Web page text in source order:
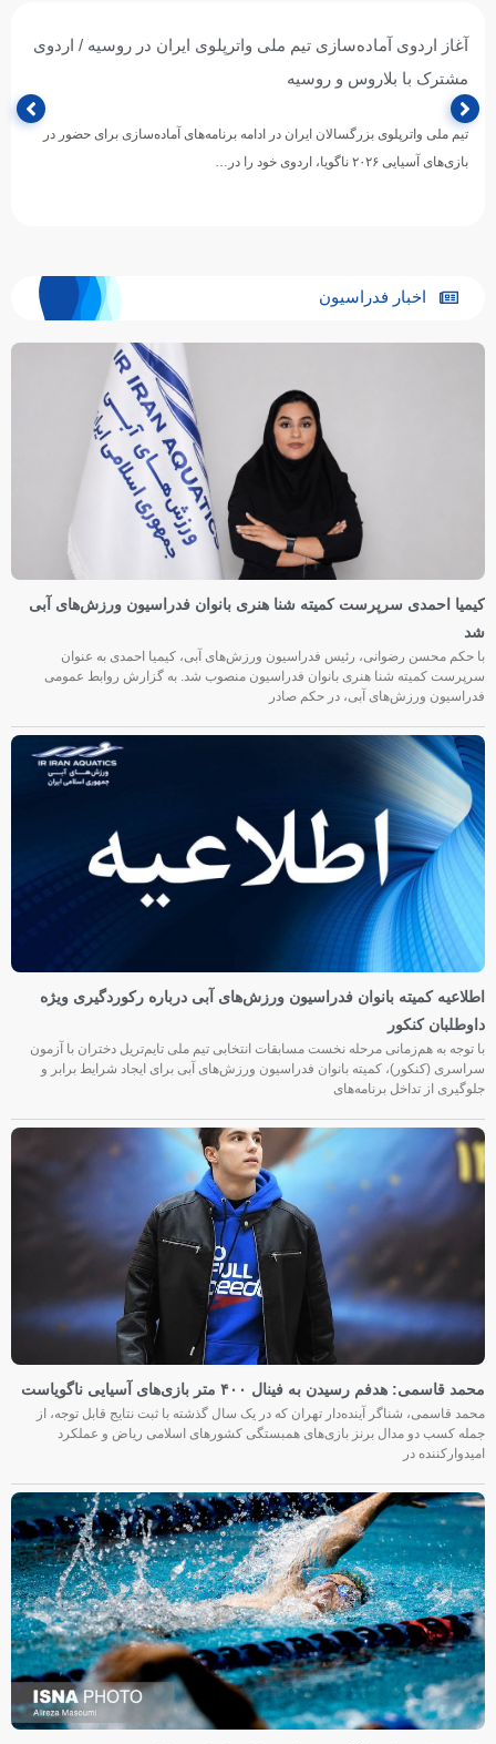
آغاز اردوی آماده‌سازی تیم ملی واترپلوی ایران در روسیه / اردوی
مشترک با بلاروس و روسیه
تیم ملی واترپلوی بزرگسالان ایران در ادامه برنامه‌های آماده‌سازی برای حضور در
بازی‌های آسیایی ۲۰۲۶ ناگویا، اردوی خود را در…
اخبار فدراسیون
کیمیا احمدی سرپرست کمیته شنا هنری بانوان فدراسیون ورزش‌های آبی
شد
با حکم محسن رضوانی، رئیس فدراسیون ورزش‌های آبی، کیمیا احمدی به عنوان
سرپرست کمیته شنا هنری بانوان فدراسیون منصوب شد. به گزارش روابط عمومی
فدراسیون ورزش‌های آبی، در حکم صادر
اطلاعیه کمیته بانوان فدراسیون ورزش‌های آبی درباره رکوردگیری ویژه
داوطلبان کنکور
با توجه به هم‌زمانی مرحله نخست مسابقات انتخابی تیم ملی تایم‌تریل دختران با آزمون
سراسری (کنکور)، کمیته بانوان فدراسیون ورزش‌های آبی برای ایجاد شرایط برابر و
جلوگیری از تداخل برنامه‌های
محمد قاسمی: هدفم رسیدن به فینال ۴۰۰ متر بازی‌های آسیایی ناگویاست
محمد قاسمی، شناگر آینده‌دار تهران که در یک سال گذشته با ثبت نتایج قابل توجه، از
جمله کسب دو مدال برنز بازی‌های همبستگی کشورهای اسلامی ریاض و عملکرد
امیدوارکننده در